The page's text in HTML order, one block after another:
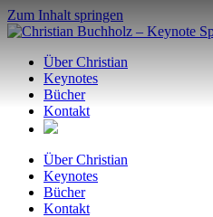
Zum Inhalt springen
Über Christian
Keynotes
Bücher
Kontakt
Über Christian
Keynotes
Bücher
Kontakt